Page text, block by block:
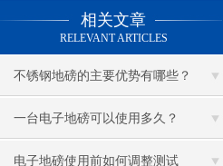
相关文章
RELEVANT ARTICLES
不锈钢地磅的主要优势有哪些？
一台电子地磅可以使用多久？
电子地磅使用前如何调整测试